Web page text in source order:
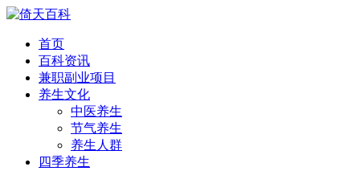
首页
百科资讯
兼职副业项目
养生文化
中医养生
节气养生
养生人群
四季养生